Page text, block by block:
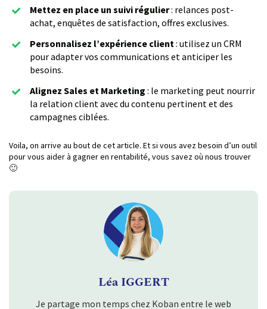
Mettez en place un suivi régulier: relances post-
achat, enquêtes de satisfaction, offres exclusives.
Personnalisez l’expérience client : utilisez un CRM
pour adapter vos communications et anticiper les
besoins.
Alignez Sales et Marketing : le marketing peut nourrir
la relation client avec du contenu pertinent et des
campagnes ciblées.
Voila, on arrive au bout de cet article. Et si vous avez besoin d’un outil
pour vous aider à gagner en rentabilité, vous savez où nous trouver
🙂
Léa IGGERT
Je partage mon temps chez Koban entre le web